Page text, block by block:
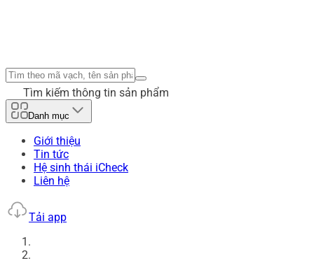
Tìm kiếm thông tin sản phẩm
Danh mục
Giới thiệu
Tin tức
Hệ sinh thái iCheck
Liên hệ
Tải app